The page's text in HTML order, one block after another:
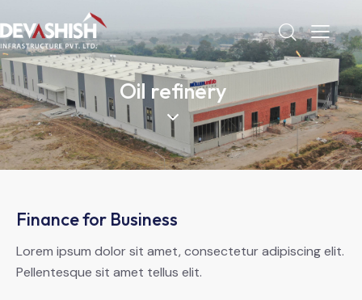
Oil refinery
Finance for Business
Lorem ipsum dolor sit amet, consectetur adipiscing elit.
Pellentesque sit amet tellus elit.